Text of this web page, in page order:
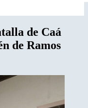
de Caá
de Ramos